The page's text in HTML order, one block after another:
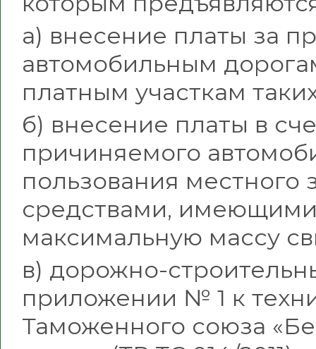
а) внесение платы за
автомобильным
платным участкам
б) внесение платы в
причиняемого
пользования
средствами,
максимальную массу
в) дорожно-
приложении № 1 к
Таможенного союза